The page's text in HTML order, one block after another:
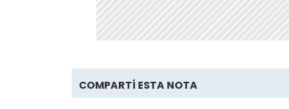
COMPARTÍ ESTA NOTA